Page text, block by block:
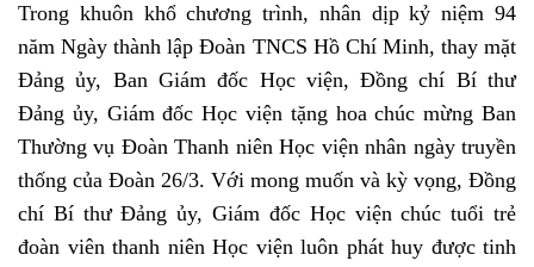
Trong khuôn khổ chương trình, nhân dịp kỷ niệm 94
năm Ngày thành lập Đoàn TNCS Hồ Chí Minh, thay mặt
Đảng ủy, Ban Giám đốc Học viện, Đồng chí Bí thư
Đảng ủy, Giám đốc Học viện tặng hoa chúc mừng Ban
Thường vụ Đoàn Thanh niên Học viện nhân ngày truyền
thống của Đoàn 26/3. Với mong muốn và kỳ vọng, Đồng
chí Bí thư Đảng ủy, Giám đốc Học viện chúc tuổi trẻ
đoàn viên thanh niên Học viện luôn phát huy được tinh